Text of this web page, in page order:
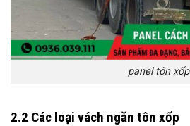
panel tôn xốp
2.2 Các loại vách ngăn tôn xốp